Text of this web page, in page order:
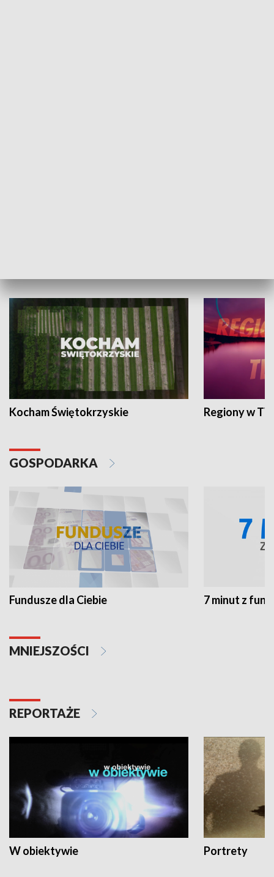
Kocham Świętokrzyskie Regiony w
GOSPODARKA
Fundusze dla Ciebie 7 minut z
MNIEJSZOŚCI
REPORTAŻE
W obiektywie Portrety